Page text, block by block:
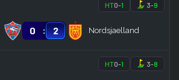
HT0-1 3-9
0 : 2 Nordsjaelland
HT0-1 3-8